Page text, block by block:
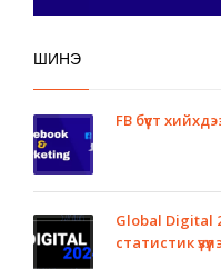
ШИНЭ
FB бүүст
Global Digital
статистик